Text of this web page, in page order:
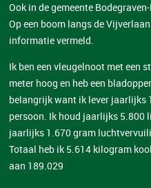
Ook in de gemeente
Op een boom langs de
informatie vermeld.
Ik ben een vleugelnoot met een
meter hoog en heb een
belangrijk want ik lever jaarlijks
persoon. Ik houd jaarlijks 5.800
jaarlijks 1.670 gram
Totaal heb ik 5.614 kilogram
aan 189.029